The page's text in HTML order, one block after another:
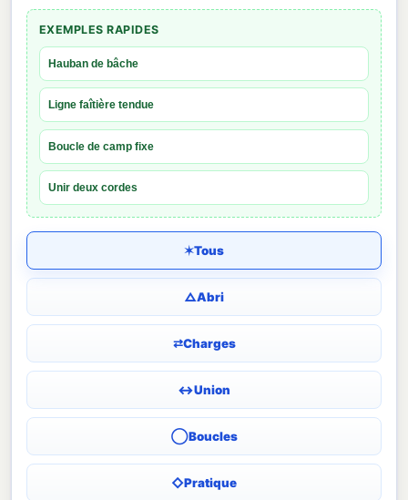
EXEMPLES RAPIDES
Hauban de bâche
Ligne faîtière tendue
Boucle de camp fixe
Unir deux cordes
✶Tous
△Abri
⇄Charges
↔Union
◯Boucles
◇Pratique